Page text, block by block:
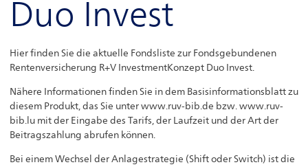
Regelbasierte Anlagestrategien
Service
Duo Invest
Hier finden Sie die aktuelle Fondsliste zur Fondsgebundenen
Rentenversicherung R+V InvestmentKonzept Duo Invest.
Nähere Informationen finden Sie in dem Basisinformationsblatt zu
diesem Produkt, das Sie unter www.ruv-bib.de bzw. www.ruv-
bib.lu mit der Eingabe des Tarifs, der Laufzeit und der Art der
Beitragszahlung abrufen können.
Bei einem Wechsel der Anlagestrategie (Shift oder Switch) ist die